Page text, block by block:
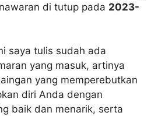
di tutup pada 2023-
saya tulis sudah ada
yang masuk, artinya
yang memperebutkan
diri Anda dengan
baik dan menarik, serta